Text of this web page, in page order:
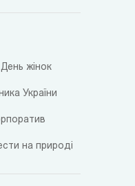
День жінок
України
на природі